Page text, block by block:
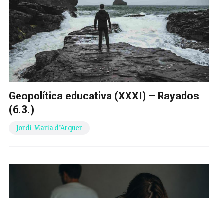
Geopolítica educativa (XXXI) – Rayados
(6.3.)
Jordi-Maria d’Arquer